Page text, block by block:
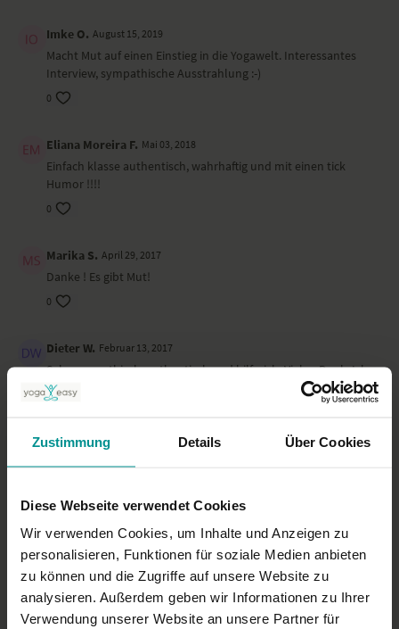
Zustimmung Details Über Cookies
Diese Webseite verwendet Cookies
Wir verwenden Cookies, um Inhalte und Anzeigen zu
personalisieren, Funktionen für soziale Medien anbieten
zu können und die Zugriffe auf unsere Website zu
analysieren. Außerdem geben wir Informationen zu Ihrer
Verwendung unserer Website an unsere Partner für
Imke O. August 15, 2019
Macht Mut auf einen Einstieg in die Yogawelt. Interessantes
Interview, sympathische Ausstrahlung :-)
0
Eliana Moreira F. Mai 03, 2018
Einfach klasse authentisch, wahrhaftig und mit einen tick
Humor !!!!
0
Marika S. April 29, 2017
Danke ! Es gibt Mut!
0
Dieter W. Februar 13, 2017
Sehr sympathisch, authentisch und hilfreich. Vielen Dank. Ich
empfehle auch sehr das Video "Espresso Start 2 in den Tag"
von Valentin, das ich gerade als Teil meines Morgen-Rituals
0
Einfach super Alltagsnah, ohne Zeigefinger und mit ner Prise
Humor. Toll das es Menschen gibt die so Yoga "vermitteln".
0
Mehr laden